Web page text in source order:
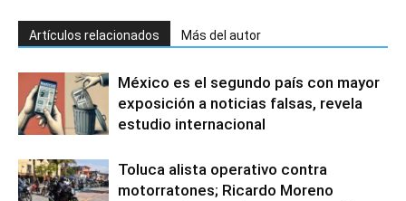
Artículos relacionados Más del autor
México es el segundo país con mayor
exposición a noticias falsas, revela
estudio internacional
Toluca alista operativo contra
motorratones; Ricardo Moreno